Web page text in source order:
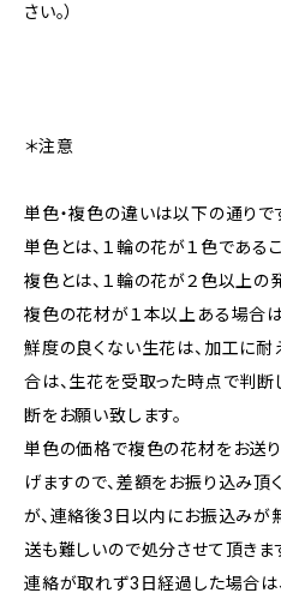
さい。）
＊注意
単色・複色の違いは以下の通りで
単色とは、１輪の花が１色である
複色とは、１輪の花が２色以上の
複色の花材が１本以上ある場合は
鮮度の良くない生花は、加工に
合は、生花を受取った時点で判
断をお願い致します。
単色の価格で複色の花材をお送
げますので、差額をお振り込み頂
が、連絡後3日以内にお振込みが
送も難しいので処分させて頂きま
連絡が取れず3日経過した場合は